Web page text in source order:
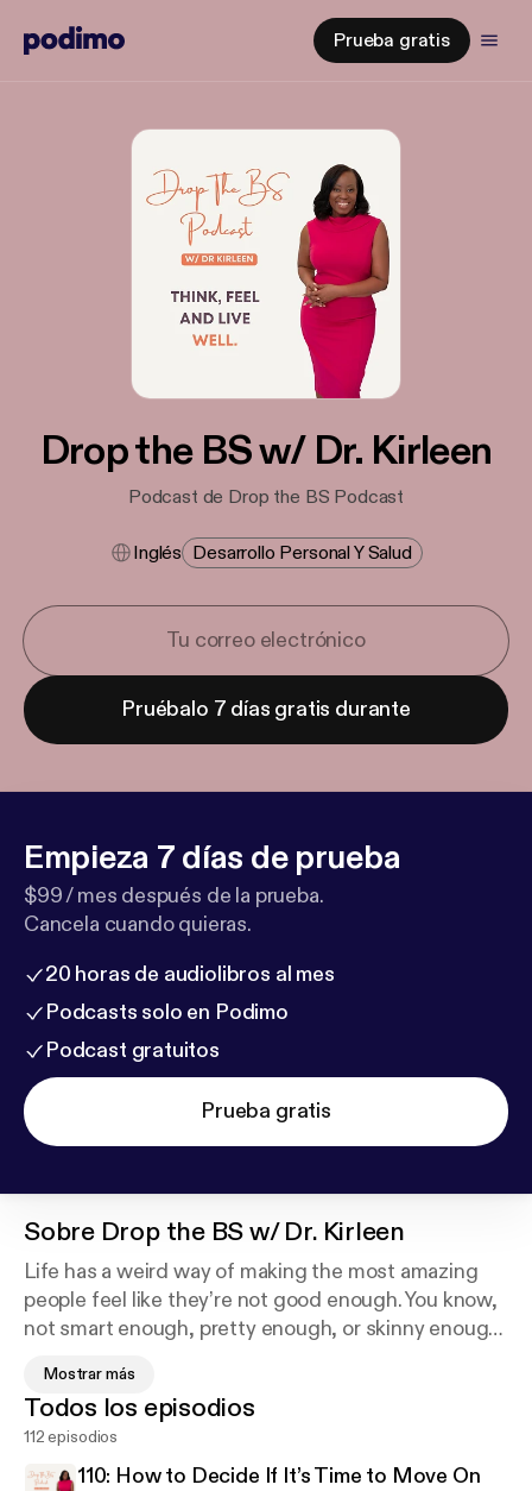
Prueba gratis
Drop the BS w/ Dr. Kirleen
Podcast de Drop the BS Podcast
Inglés Desarrollo Personal Y Salud
Pruébalo 7 días gratis durante
Empieza 7 días de prueba
$99 / mes después de la prueba.
Cancela cuando quieras.
20 horas de audiolibros al mes
Podcasts solo en Podimo
Podcast gratuitos
Prueba gratis
Sobre Drop the BS w/ Dr. Kirleen
Life has a weird way of making the most amazing
people feel like they’re not good enough. You know,
not smart enough, pretty enough, or skinny enough.
you through those moments. In each episode,
seasoned therapist Dr. Kirleen Neely will take you in
session to learn the tools you need to drop your
backstory and live your best today story.306221
Mostrar más
Todos los episodios
112 episodios
110: How to Decide If It’s Time to Move On